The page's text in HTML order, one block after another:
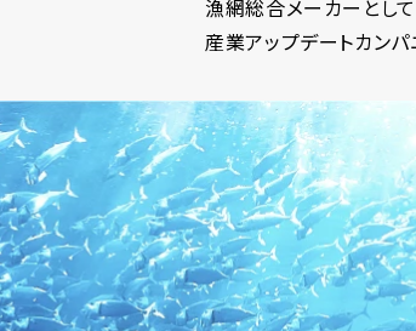
漁網総合メーカーとし
産業アップデートカンパ